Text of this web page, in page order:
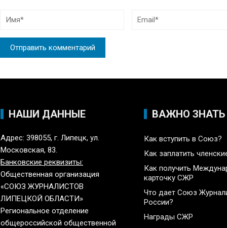
НАШИ ДАННЫЕ
Адрес: 398055, г. Липецк, ул.
Московская, 83.
Банковские реквизиты:
Общественная организация
«СОЮЗ ЖУРНАЛИСТОВ
ЛИПЕЦКОЙ ОБЛАСТИ»
Региональное отделение
общероссийской общественной
ВАЖНО ЗНАТЬ
Как вступить в Союз?
Как заплатить
Как получить
карточку СЖР
Что дает Союз
России?
Награды СЖР